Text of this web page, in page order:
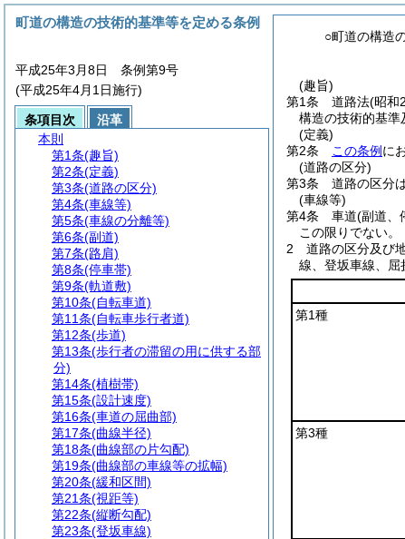
○町道の構造
(趣旨)
第1条
道路法(昭和
構造の技術的基準
(定義)
第2条
この条例 に
(道路の区分)
第3条
道路の区分
(車線等)
第4条
車道(副道、
この限りでない。
2
道路の区分及び
線、登坂車線、屈
第1種
第3種
町道の構造の技術的基準等を定める条例
平成25年3月8日 条例第9号
(平成25年4月1日施行)
条項目次
沿革
本則
第1条(趣旨)
第2条(定義)
第3条(道路の区分)
第4条(車線等)
第5条(車線の分離等)
第6条(副道)
第7条(路肩)
第8条(停車帯)
第9条(軌道敷)
第10条(自転車道)
第11条(自転車歩行者道)
第12条(歩道)
第13条(歩行者の滞留の用に供する部
分)
第14条(植樹帯)
第15条(設計速度)
第16条(車道の屈曲部)
第17条(曲線半径)
第18条(曲線部の片勾配)
第19条(曲線部の車線等の拡幅)
第20条(緩和区間)
第21条(視距等)
第22条(縦断勾配)
第23条(登坂車線)